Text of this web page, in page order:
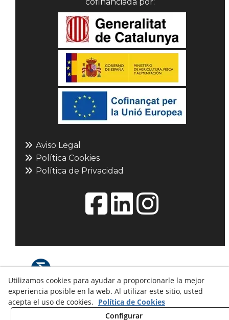
Aviso Legal
Política Cookies
Política de Privacidad
© 08/2026 L'ESFERA: Maquetisme i
museografia. - Todos los derechos reservados.
Utilizamos cookies para ayudar a proporcionarle la mejor
experiencia posible en la web. Al utilizar este sitio, usted
acepta el uso de cookies. Política de Cookies
Configurar